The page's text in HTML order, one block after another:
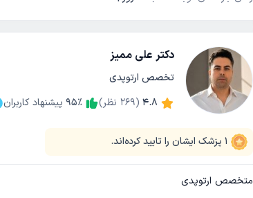
دکتر علی ممیز
تخصص ارتوپدی
4.8
(
269 نظر) 95٪ پیشنهاد کاربران
1 پزشک ایشان را تایید کرده‌اند.
متخصص ارتوپدی